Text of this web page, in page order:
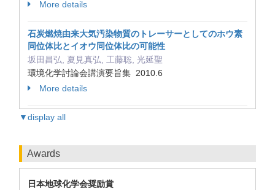
More details
石炭燃焼由来大気汚染物質のトレーサーとしてのホウ素
同位体比とイオウ同位体比の可能性
坂田昌弘, 夏見真弘, 工藤聡, 光延聖
環境化学討論会講演要旨集 2010.6
More details
▼display all
Awards
日本地球化学会奨励賞